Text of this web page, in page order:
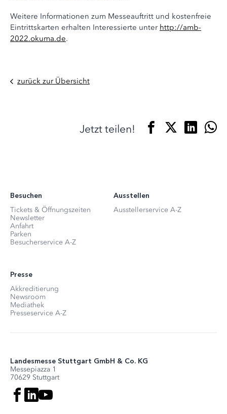
Weitere Informationen zum Messeauftritt und kostenfreie
Eintrittskarten erhalten Interessierte unter http://amb-
2022.okuma.de.
zurück zur Übersicht
Jetzt teilen!
Besuchen
Tickets & Öffnungszeiten
Newsletter
Anfahrt
Parken
Besucherservice A-Z
Ausstellen
Ausstellerservice A-Z
Presse
Akkreditierung
Newsroom
Mediathek
Presseservice A-Z
Landesmesse Stuttgart GmbH & Co. KG
Messepiazza 1
70629 Stuttgart